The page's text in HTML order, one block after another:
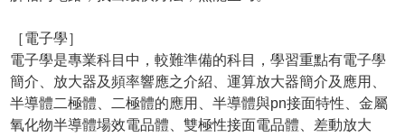
［電子學］
電子學是專業科目中，較難準備的科目，學習重點有電子學
簡介、放大器及頻率響應之介紹、運算放大器簡介及應用、
半導體二極體、二極體的應用、半導體與pn接面特性、金屬
氧化物半導體場效電品體、雙極性接面電品體、差動放大